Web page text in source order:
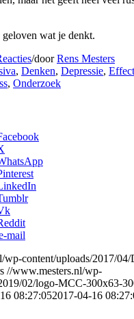
geloven wat je denkt.
/doorRens Mesters
, Denken, Depressie,
, Onderzoek
mail
wp-content/uploads/2017/04/
//www.mesters.nl/wp-
02/logo-MCC-300x63-
08:27:052017-04-16